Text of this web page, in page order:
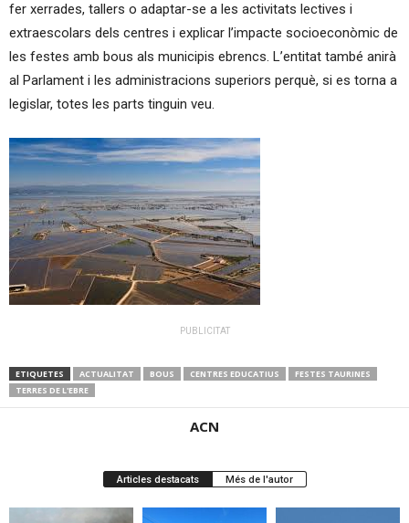
fer xerrades, tallers o adaptar-se a les activitats lectives i
extraescolars dels centres i explicar l’impacte socioeconòmic de
les festes amb bous als municipis ebrencs. L’entitat també anirà
al Parlament i les administracions superiors perquè, si es torna a
legislar, totes les parts tinguin veu.
PUBLICITAT
ETIQUETES ACTUALITAT BOUS CENTRES EDUCATIUS
FESTES TAURINES
TERRES DE L'EBRE
ACN
Articles destacats Més de l'autor